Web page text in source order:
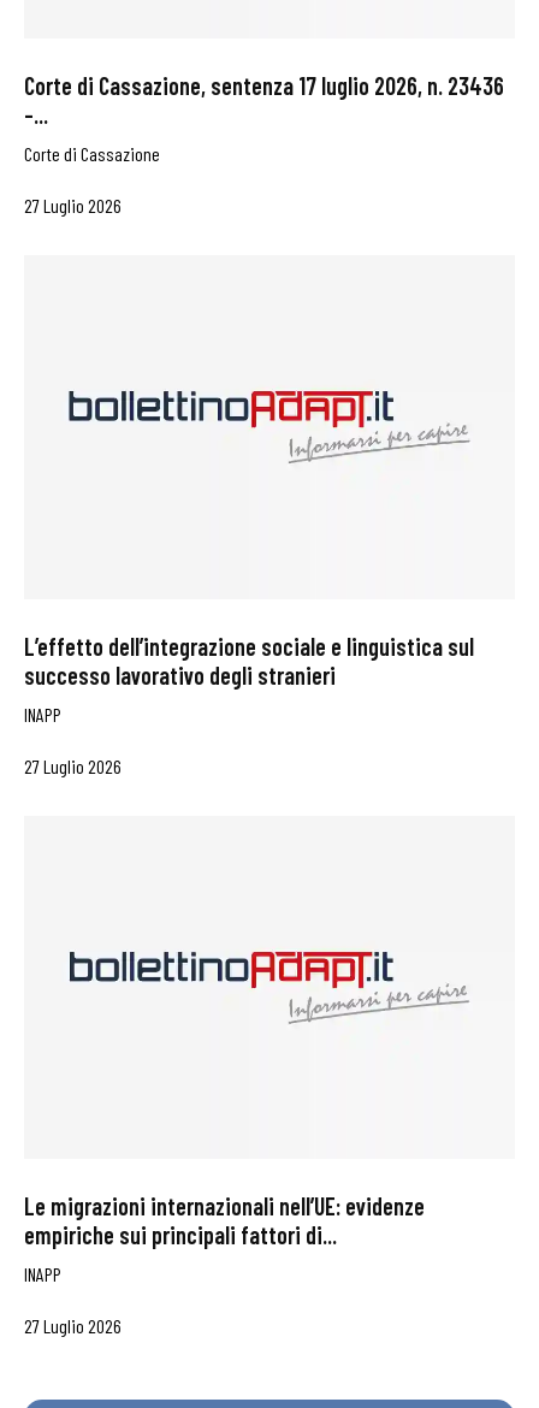
Corte di Cassazione, sentenza 17 luglio 2026, n. 23436
–...
Corte di Cassazione
27 Luglio 2026
L’effetto dell’integrazione sociale e linguistica sul
successo lavorativo degli stranieri
INAPP
27 Luglio 2026
Le migrazioni internazionali nell’UE: evidenze
empiriche sui principali fattori di...
INAPP
27 Luglio 2026